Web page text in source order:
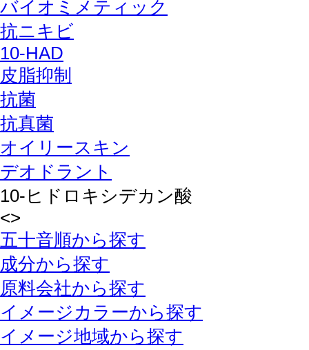
バイオミメティック
抗ニキビ
10-HAD
皮脂抑制
抗菌
抗真菌
オイリースキン
デオドラント
10-ヒドロキシデカン酸
<>
五十音順から探す
成分から探す
原料会社から探す
イメージカラーから探す
イメージ地域から探す